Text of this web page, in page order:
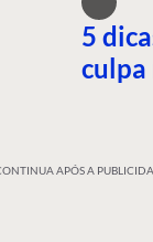
5
culpa
APÓS A